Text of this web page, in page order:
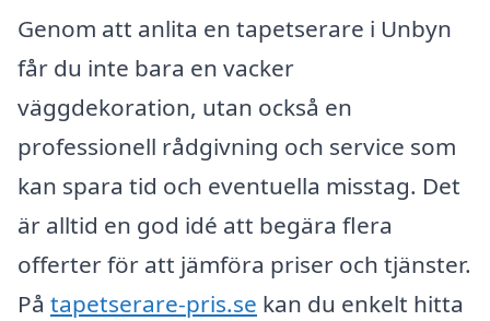
Genom att anlita en tapetserare i Unbyn
får du inte bara en vacker
väggdekoration, utan också en
professionell rådgivning och service som
kan spara tid och eventuella misstag. Det
är alltid en god idé att begära flera
offerter för att jämföra priser och tjänster.
På tapetserare-pris.se kan du enkelt hitta